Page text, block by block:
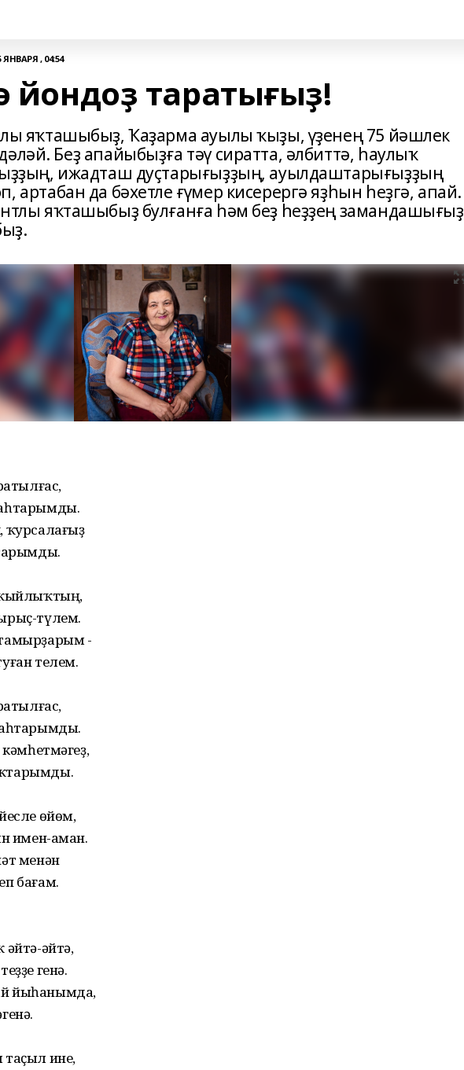
ЯНВАРЯ , 04:54
йондоҙ таратығыҙ!
яҡташыбыҙ, Ҡаҙарма ауылы ҡыҙы, үҙенең 75 йәшлек
Беҙ апайыбыҙға тәү сиратта, әлбиттә, һаулыҡ
ижадташ дуҫтарығыҙҙың, ауылдаштарығыҙҙың
артабан да бәхетле ғүмер кисерергә яҙһын һеҙгә, апай.
яҡташыбыҙ булғанға һәм беҙ һеҙҙең замандашығыҙ
ҡурсалағыҙ
түлем.
-
телем.
өйөм,
имен-аман.
менән
бағам.
әйтә,
генә.
йыһанымда,
ине,